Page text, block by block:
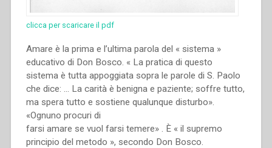
clicca per scaricare il pdf
Amare è la prima e l’ultima parola del « sistema »
educativo di Don Bosco. « La pratica di questo
sistema è tutta appoggiata sopra le parole di S. Paolo
che dice: … La carità è benigna e paziente; soffre tutto,
ma spera tutto e sostiene qualunque disturbo».
«Ognuno procuri di
farsi amare se vuol farsi temere» . È « il supremo
principio del metodo », secondo Don Bosco.